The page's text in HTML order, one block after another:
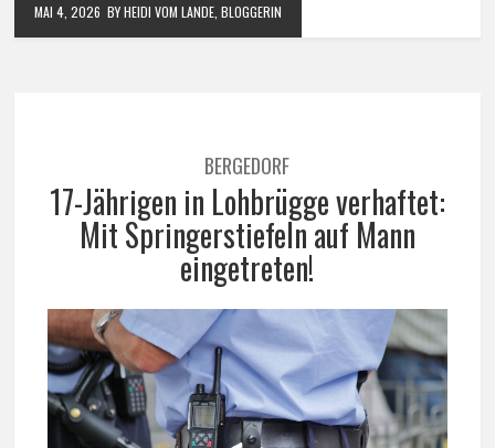
MAI 4, 2026 BY HEIDI VOM LANDE, BLOGGERIN
BERGEDORF
17-Jährigen in Lohbrügge verhaftet:
Mit Springerstiefeln auf Mann
eingetreten!